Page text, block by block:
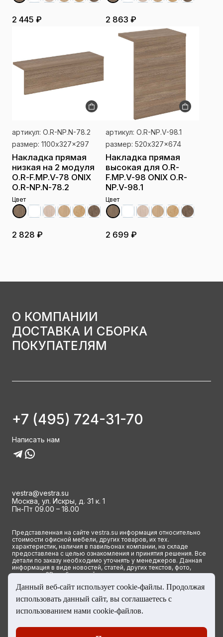
2 445 ₽ 2 863 ₽
артикул: О.R-NP.N-78.2
размер: 1100x327x297
Накладка прямая
низкая на 2 модуля
О.R-F.MP.V-78 ONIX
О.R-NP.N-78.2
Цвет
2 828 ₽
артикул: О.R-NP.V-98.1
размер: 520x327x674
Накладка прямая
высокая для О.R-
F.MP.V-98 ONIX О.R-
NP.V-98.1
Цвет
2 699 ₽
О КОМПАНИИ
ДОСТАВКА И СБОРКА
ПОКУПАТЕЛЯМ
+7 (495) 724-31-70
Написать нам
vestra@vestra.su
Москва, ул. Искры, д. 31 к. 1
Пн-Пт 09.00 – 18.00
Представленная на сайте vestra.su информация относительно
стоимости офисной мебели, других товаров, их тех.
характеристик, наличия в павильонах компании, на складе
предоставлена с целью ознакомления и принятия решения. Все
детали по заказу необходимо уточнять у менеджеров. Данная
информация в виде новостей, статей, других текстов, фото,
картинок и 3D изображений ни при каких условиях не является
положениями ст. 437(2) Гражданского кодекса РФ.
© 2023 Группа компаний ВЕСТРА. Все права сайта защищены
Данный веб-сайт использует cookie-файлы. Продолжая
использовать данный сайт, вы соглашаетесь с
использованием нами cookie-файлов.